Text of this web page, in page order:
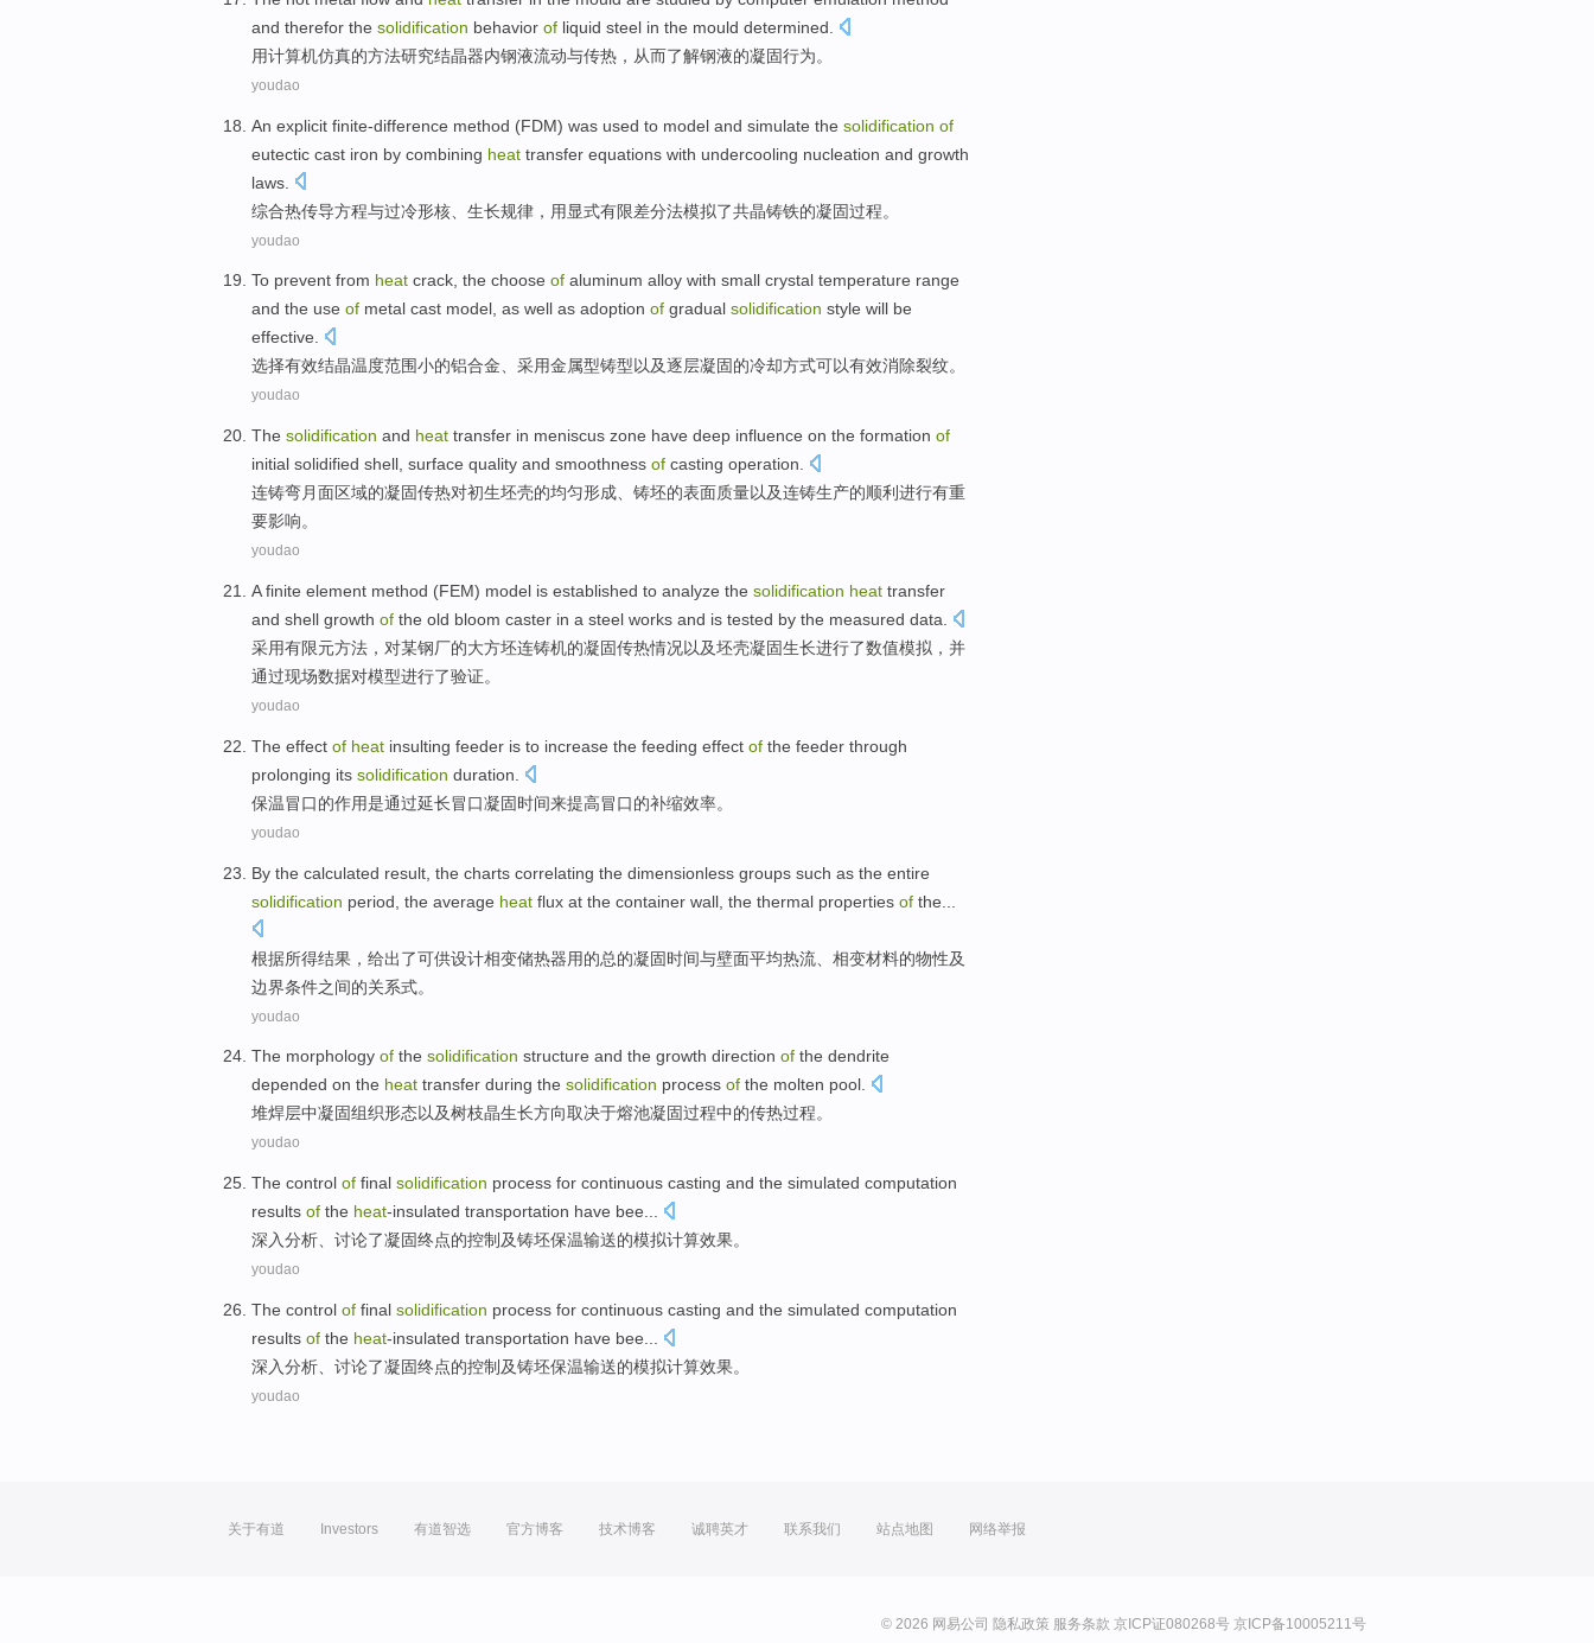
and therefor the solidification behavior of liquid steel in the mould determined.
用计算机仿真的方法研究结晶器内钢液流动与传热 ，从而了解钢液的凝固行为。
youdao
An explicit finite-difference method (FDM) was used to model and simulate the solidification of
eutectic cast iron by combining heat transfer equations with undercooling nucleation and growth
laws
综合热传导方程与过冷形核 生长规律， 用显式有限差分法模拟了共晶铸铁的凝固过程。
youdao
To prevent from heat crack, the choose of aluminum alloy with small crystal temperature range
and the use of metal cast model, as well as adoption of gradual solidification style will be
effective.
选择有效结晶温度范围小的铝合金、 采用金属型铸型以及逐层凝固的冷却方式可以有效消除裂纹。
youdao
The solidification and heat transfer in meniscus zone have deep influence on the formation of
initial solidified shell surface quality and smoothness of casting operation.
连铸弯月面区域的凝固传热对初生坯壳的均匀形成 、铸坯的表面质量以及连铸生产的顺利 进行有重
要影响。
youdao
A finite element method (FEM) model is established to analyze the solidification heat transfer
and shell growth of the old bloom caster in a steel works and is tested by the measured data
采用有限元方法 ，对某钢厂的大方坯连铸机的凝固传热情况以及坯壳凝固生长进行了数值模拟， 并
通过现场数据对模型进行了验证。
youdao
The effect of heat insulting feeder is to increase the feeding effect of the feeder through
prolonging its solidification duration
保温冒口的作用是通过延长冒口凝固时间来提高冒口的补缩效率。
youdao
By the calculated result the charts correlating the dimensionless groups such as the entire
solidification period the average heat flux at the container wall the thermal properties of the
根据所得结果 ，给出了可供设计相变储热器用的总的凝固时间与壁面平均热流 、相变材料的物性及
边界条件之间的关系式。
youdao
The morphology of the solidification structure and the growth direction of the dendrite
depended on the heat transfer during the solidification process of the molten pool.
堆焊层中凝固组织形态以及树枝晶生长方向取决于熔池凝固过程中的传热过程。
youdao
The control of final solidification process for continuous casting and the simulated computation
results of the heat-insulated transportation have bee...
深入分析、讨论了凝固终点的控制 及铸坯保温输送的模拟计算效果。
youdao
The control of final solidification process for continuous casting and the simulated computation
results of the heat-insulated transportation have bee...
深入分析、讨论了凝固终点的控制 及铸坯保温输送的模拟计算效果。
youdao
关于有道 Investors 有道智选 官方博客 技术博客 诚聘英才 联系我们 站点地图 网络举报
© 2026 网易公司 隐私政策 服务条款 京ICP证080268号 京ICP备10005211号